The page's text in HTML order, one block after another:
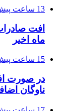
13 ساعت پیش
ماه اخیر
15 ساعت پیش
در صورت
ناوگان